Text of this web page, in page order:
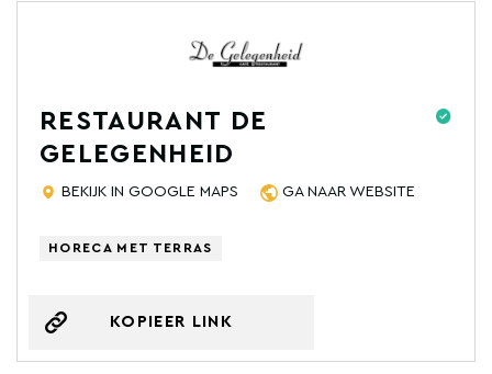
RESTAURANT DE
GELEGENHEID
BEKIJK IN GOOGLE MAPS GA NAAR WEBSITE
HORECA MET TERRAS
KOPIEER LINK